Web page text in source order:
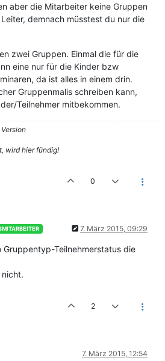
aber die Mitarbeiter keine Gruppen
demnach müsstest du nur die
zwei Gruppen. Einmal die für die
eine nur für die Kinder bzw
da ist alles in einem drin.
Gruppenmalis schreiben kann,
Teilnehmer mitbekommen.
wird hier fündig!
0
7. März 2015, 09:29
Teilnehmerstatus die
2
7. März 2015, 12:54